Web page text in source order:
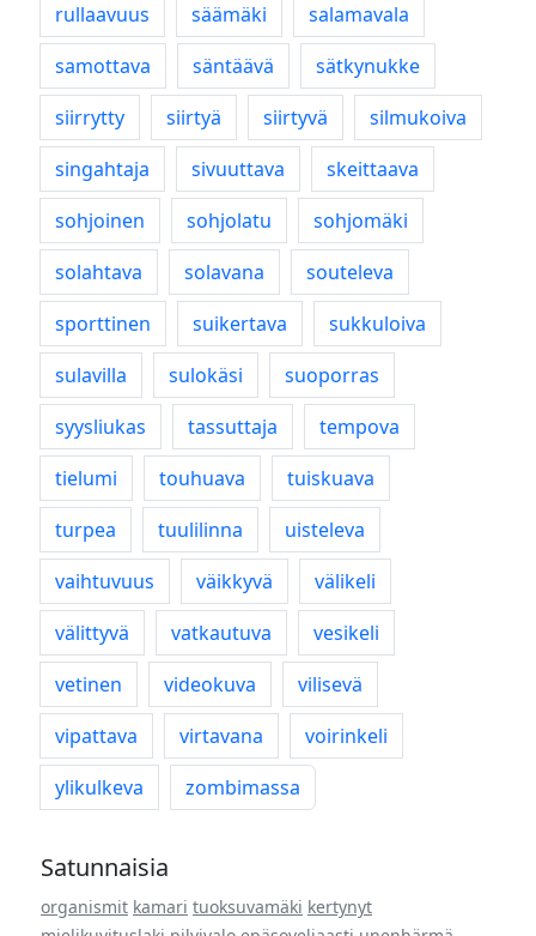
rullaavuus
säämäki
salamavala
samottava
säntäävä
sätkynukke
siirrytty
siirtyä siirtyvä
silmukoiva
singahtaja
sivuuttava
skeittaava
sohjoinen
sohjolatu
sohjomäki
solahtava
solavana
souteleva
sporttinen
suikertava
sukkuloiva
sulavilla
sulokäsi
suoporras
syysliukas
tassuttaja
tempova
tielumi
touhuava
tuiskuava
turpea
tuulilinna
uisteleva
vaihtuvuus
väikkyvä
välikeli
välittyvä
vatkautuva
vesikeli
vetinen
videokuva
vilisevä
vipattava
virtavana
voirinkeli
ylikulkeva
zombimassa
Satunnaisia
organismit kamari tuoksuvamäki kertynyt